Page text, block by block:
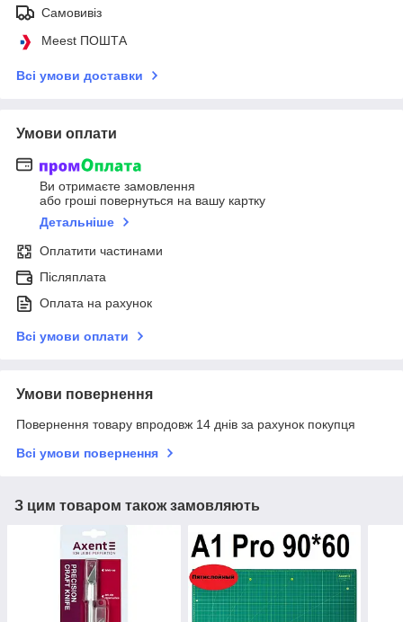
Самовивіз
Meest ПОШТА
Всі умови доставки
Умови оплати
Ви отримаєте замовлення
або гроші повернуться на вашу картку
Детальніше
Оплатити частинами
Післяплата
Оплата на рахунок
Всі умови оплати
Умови повернення
Повернення товару впродовж 14 днів за рахунок покупця
Всі умови повернення
З цим товаром також замовляють